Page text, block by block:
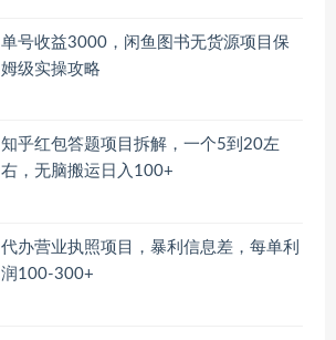
单号收益3000，闲鱼图书无货源项目保
姆级实操攻略
知乎红包答题项目拆解，一个5到20左
右，无脑搬运日入100+
代办营业执照项目，暴利信息差，每单利
润100-300+